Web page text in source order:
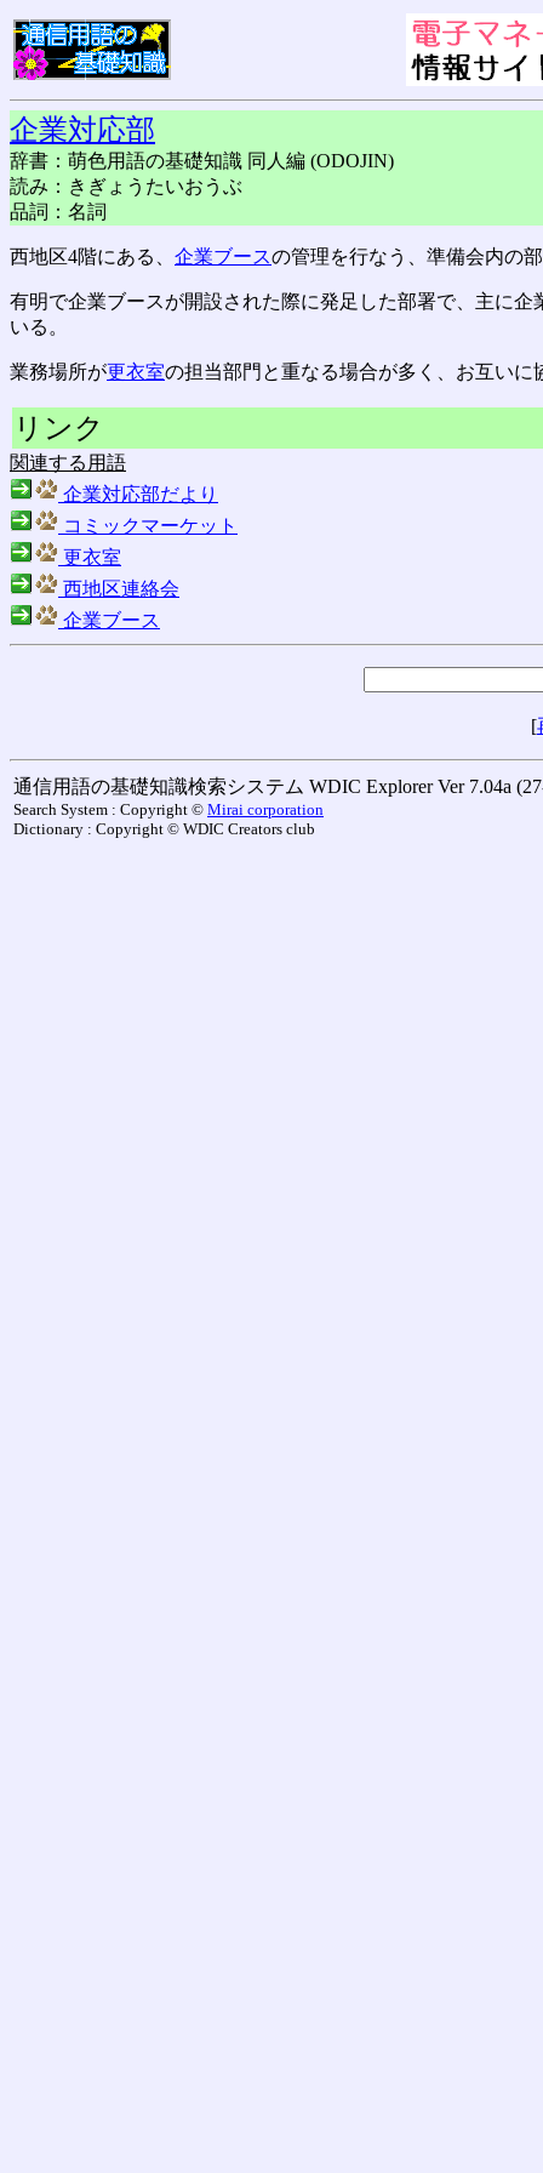
企業対応部
辞書：萌色用語の基礎知識 同人編 (ODOJIN)
読み：きぎょうたいおうぶ
品詞：名詞
西地区4階にある、 企業ブースの管理を行なう、準備会内の
有明で企業ブースが開設された際に発足した部署で、主に
いる。
業務場所が更衣室の担当部門と重なる場合が多く、お互い
リンク
関連する用語
企業対応部だより
コミックマーケット
更衣室
西地区連絡会
企業ブース
[
通信用語の基礎知識検索システム WDIC Explorer Ver 7.04a
Search System : Copyright © Mirai corporation
Dictionary : Copyright © WDIC Creators club